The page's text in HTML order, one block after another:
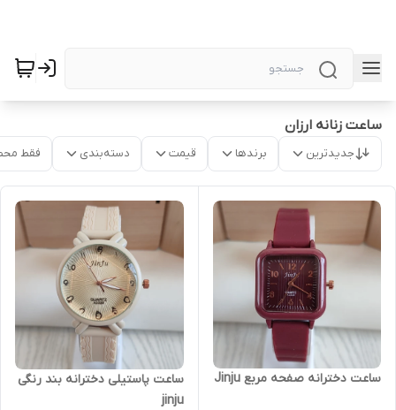
ساعت زنانه ارزان
جدیدترین برندها قیمت دسته‌بندی فقط
ساعت دخترانه صفحه مربع Jinju
ساعت پاستیلی دخترانه بند رنگی
jinju